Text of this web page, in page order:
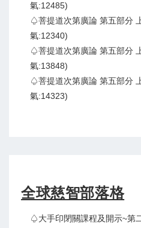
氣:12485)
♤菩提道次第廣論 第五部分
氣:12340)
♤菩提道次第廣論 第五部分
氣:13848)
♤菩提道次第廣論 第五部分
氣:14323)
全球慈智部落格
♤大手印閉關課程及開示~第